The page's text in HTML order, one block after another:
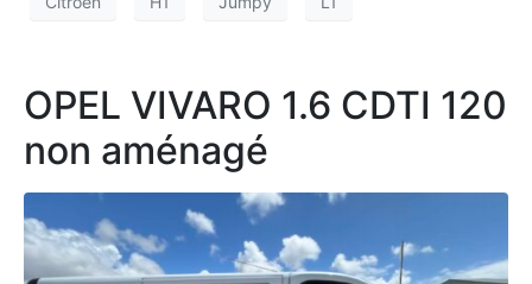
OPEL VIVARO 1.6 CDTI 120
non aménagé​